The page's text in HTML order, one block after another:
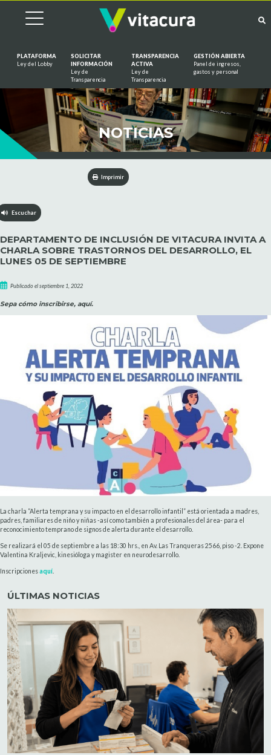
PLATAFORMA
Ley del Lobby
SOLICITAR
INFORMACIÓN
Ley de
Transparencia
TRANSPARENCIA
ACTIVA
Ley de
Transparencia
GESTIÓN ABIERTA
Panel de ingresos,
gastos y personal
NOTICIAS
Imprimir
Escuchar
DEPARTAMENTO DE INCLUSIÓN DE VITACURA INVITA A
CHARLA SOBRE TRASTORNOS DEL DESARROLLO, EL
LUNES 05 DE SEPTIEMBRE
Publicado el septiembre 1, 2022
Sepa cómo inscribirse, aquí.
La charla “Alerta temprana y su impacto en el desarrollo infantil” está orientada a madres,
padres, familiares de niño y niñas -así como también a profesionales del área- para el
reconocimiento temprano de signos de alerta durante el desarrollo.
Se realizará el 05 de septiembre a las 18:30 hrs., en Av. Las Tranqueras 2566, piso -2. Expone
Valentina Kraljevic, kinesióloga y magister en neurodesarrollo.
Inscripcionesaquí.
ÚLTIMAS NOTICIAS